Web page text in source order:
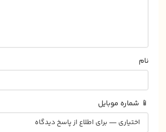
نام
📱 شماره موبایل